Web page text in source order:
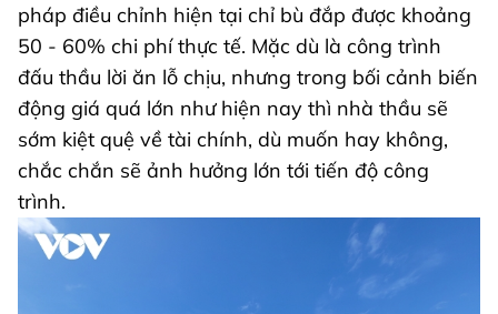
pháp điều chỉnh hiện tại chỉ bù đắp được khoảng
50 - 60% chi phí thực tế. Mặc dù là công trình
đấu thầu lời ăn lỗ chịu, nhưng trong bối cảnh biến
động giá quá lớn như hiện nay thì nhà thầu sẽ
sớm kiệt quệ về tài chính, dù muốn hay không,
chắc chắn sẽ ảnh hưởng lớn tới tiến độ công
trình.